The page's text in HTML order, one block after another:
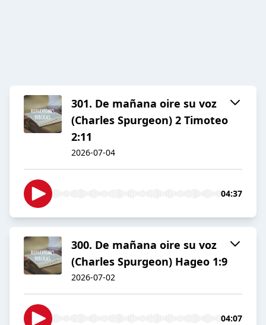
301. De mañana oire su voz
(Charles Spurgeon) 2 Timoteo
2:11
2026-07-04
04:37
300. De mañana oire su voz
(Charles Spurgeon) Hageo 1:9
2026-07-02
04:07